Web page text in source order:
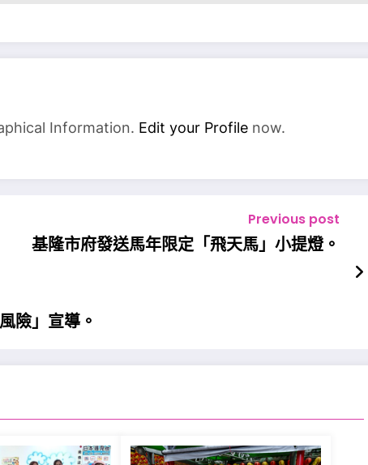
Information. Edit your Profile now.
Previous post
基隆市府發送馬年限定「飛天馬」小提燈。
險」宣導。